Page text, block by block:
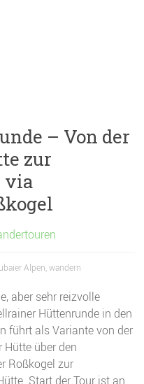
– Von der
zur
via
Alpen ,wandern
aber sehr reizvolle
Hüttenrunde in den
führt als Variante von der
Hütte über den
Roßkogel zur
Start der Tour ist an